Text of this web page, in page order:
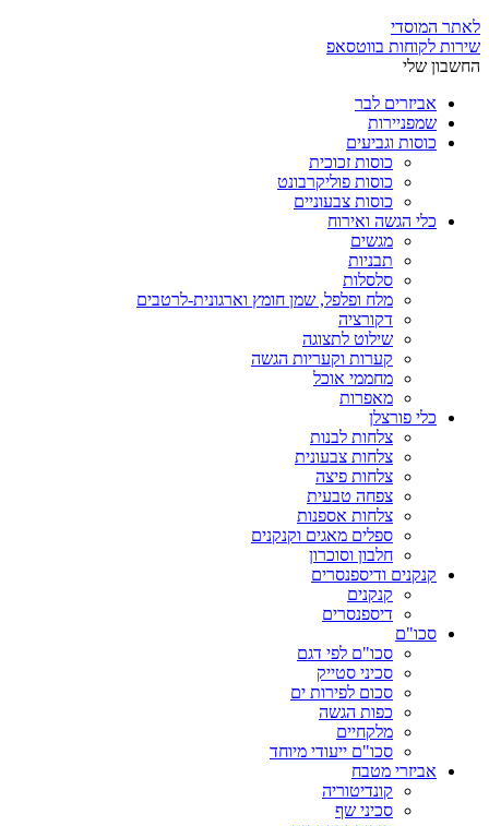
לאתר המוסדי
שירות לקוחות בווטסאפ
החשבון שלי
אביזרים לבר
שמפניירות
כוסות וגביעים
כוסות זכוכית
כוסות פוליקרבונט
כוסות צבעוניים
כלי הגשה ואירוח
מגשים
תבניות
סלסלות
מלח ופלפל, שמן חומץ וארגונית-לרטבים
דקורציה
שילוט לתצוגה
קערות וקעריות הגשה
מחממי אוכל
מאפרות
כלי פורצלן
צלחות לבנות
צלחות צבעונית
צלחות פיצה
צפחה טבעית
צלחות אספנות
ספלים מאגים וקנקנים
חלבון וסוכרון
קנקנים ודיספנסרים
קנקנים
דיספנסרים
סכו"ם
סכו"ם לפי דגם
סכיני סטייק
סכום לפירות ים
כפות הגשה
מלקחיים
סכו"ם ייעודי מיוחד
אביזרי מטבח
קונדיטוריה
סכיני שף